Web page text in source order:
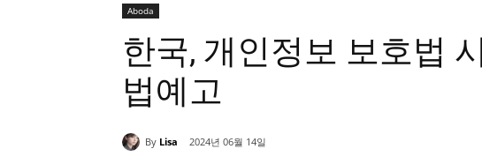
Aboda
한국, 개인정보 보호법
법예고
By Lisa 2024년 06월 14일